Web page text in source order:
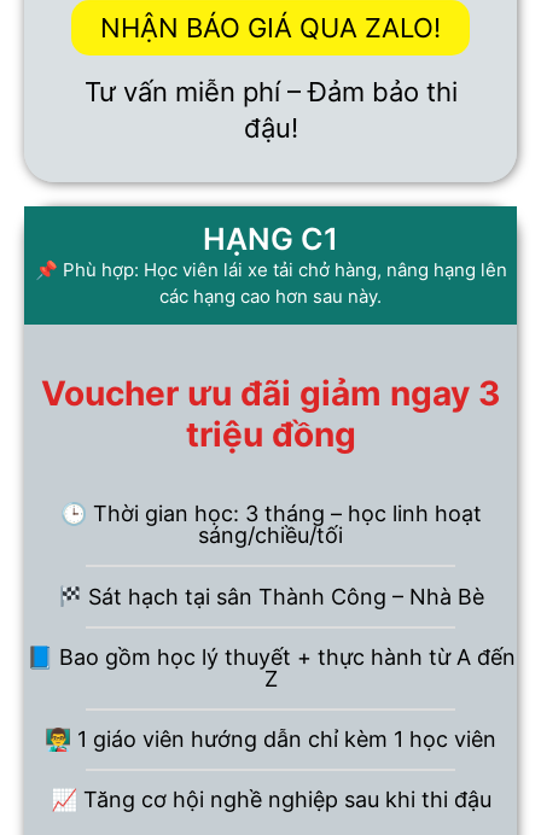
NHẬN BÁO GIÁ QUA ZALO!
Tư vấn miễn phí – Đảm bảo thi
đậu!
HẠNG C1
📌 Phù hợp: Học viên lái xe tải chở hàng, nâng hạng lên
các hạng cao hơn sau này.
Voucher ưu đãi giảm ngay 3
triệu đồng
🕒 Thời gian học: 3 tháng – học linh hoạt
sáng/chiều/tối
Sát hạch tại sân Thành Công – Nhà Bè
📘 Bao gồm học lý thuyết + thực hành từ A đến
Z
👨‍🏫 1 giáo viên hướng dẫn chỉ kèm 1 học viên
📈 Tăng cơ hội nghề nghiệp sau khi thi đậu